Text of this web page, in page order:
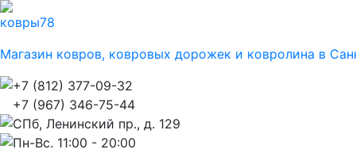
ковры78
Магазин ковров, ковровых дорожек и ковролина в
+7 (812) 377-09-32
+7 (967) 346-75-44
СПб, Ленинский пр., д. 129
Пн-Вс. 11:00 - 20:00